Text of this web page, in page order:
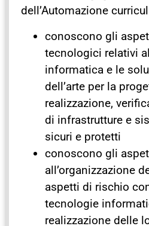
dell’Automazione
conoscono gli
tecnologici relativi
informatica e le
dell’arte per la
realizzazione,
di infrastrutture e
sicuri e protetti
conoscono gli
all’organizzazione
aspetti di rischio
tecnologie
realizzazione delle